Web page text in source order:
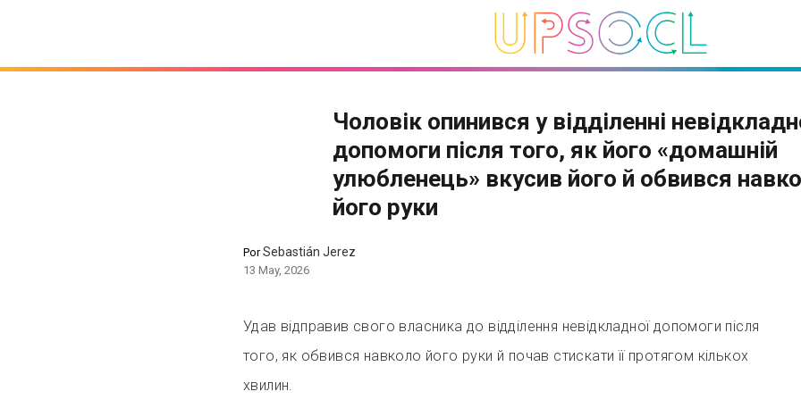
Чоловік опинився у відділенні
допомоги після того, як його «домашній
улюбленець» вкусив його й обвився
його руки
PorSebastián Jerez
13 May, 2026
Удав відправив свого власника до відділення невідкладної допомоги після
того, як обвився навколо його руки й почав стискати її протягом кількох
хвилин.